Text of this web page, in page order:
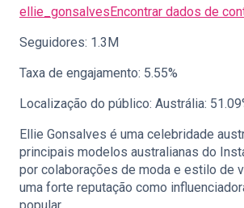
ellie_gonsalvesEncontrar dados de
Seguidores: 1.3M
Taxa de engajamento: 5.55%
Localização do público: Austrália:
Ellie Gonsalves é uma celebridade
principais modelos australianas do
por colaborações de moda e estilo de
uma forte reputação como